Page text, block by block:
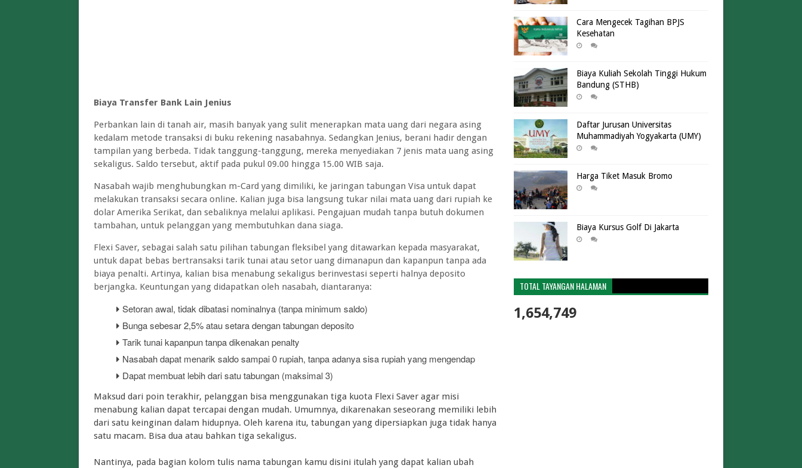
Biaya Transfer Bank Lain Jenius
Perbankan lain di tanah air, masih banyak yang sulit menerapkan mata uang dari negara asing
kedalam metode transaksi di buku rekening nasabahnya. Sedangkan Jenius, berani hadir dengan
tampilan yang berbeda. Tidak tanggung-tanggung, mereka menyediakan 7 jenis mata uang asing
sekaligus. Saldo tersebut, aktif pada pukul 09.00 hingga 15.00 WIB saja.
Nasabah wajib menghubungkan m-Card yang dimiliki, ke jaringan tabungan Visa untuk dapat
melakukan transaksi secara online. Kalian juga bisa langsung tukar nilai mata uang dari rupiah ke
dolar Amerika Serikat, dan sebaliknya melalui aplikasi. Pengajuan mudah tanpa butuh dokumen
tambahan, untuk pelanggan yang membutuhkan dana siaga.
Flexi Saver, sebagai salah satu pilihan tabungan fleksibel yang ditawarkan kepada masyarakat,
untuk dapat bebas bertransaksi tarik tunai atau setor uang dimanapun dan kapanpun tanpa ada
biaya penalti. Artinya, kalian bisa menabung sekaligus berinvestasi seperti halnya deposito
berjangka. Keuntungan yang didapatkan oleh nasabah, diantaranya:
Setoran awal, tidak dibatasi nominalnya (tanpa minimum saldo)
Bunga sebesar 2,5% atau setara dengan tabungan deposito
Tarik tunai kapanpun tanpa dikenakan penalty
Nasabah dapat menarik saldo sampai 0 rupiah, tanpa adanya sisa rupiah yang mengendap
Dapat membuat lebih dari satu tabungan (maksimal 3)
Maksud dari poin terakhir, pelanggan bisa menggunakan tiga kuota Flexi Saver agar misi
menabung kalian dapat tercapai dengan mudah. Umumnya, dikarenakan seseorang memiliki lebih
dari satu keinginan dalam hidupnya. Oleh karena itu, tabungan yang dipersiapkan juga tidak hanya
satu macam. Bisa dua atau bahkan tiga sekaligus.
Nantinya, pada bagian kolom tulis nama tabungan kamu disini itulah yang dapat kalian ubah
Cara Mengecek Tagihan BPJS
Kesehatan
Biaya Kuliah Sekolah Tinggi Hukum
Bandung (STHB)
Daftar Jurusan Universitas
Muhammadiyah Yogyakarta (UMY)
Harga Tiket Masuk Bromo
Biaya Kursus Golf Di Jakarta
TOTAL TAYANGAN HALAMAN
1,654,749